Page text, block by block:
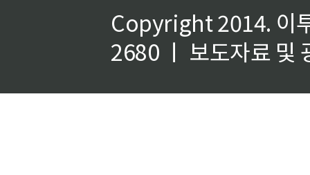
Copyright 2014. 이
2680 ㅣ 보도자료